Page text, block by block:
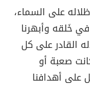
على السماء،
خَلقه وأبهرنا
القادر على كل
صعبة أو
على أهدافنا